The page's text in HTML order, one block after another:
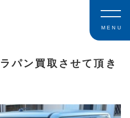
MENU
パン買取させて頂き